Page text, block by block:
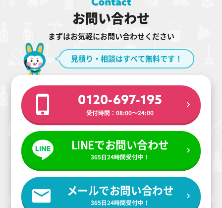
お問い合わせ
まずはお気軽にお問い合わせください
見積り・相談はすべて無料です！
0120-697-195
受付時間：08:00〜24:00
LINEでお問い合わせ
365日24時間受付中！
メールでお問い合わせ
365日24時間受付中！